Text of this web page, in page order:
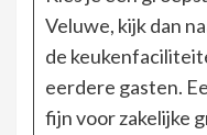
Veluwe, kijk dan
de
eerdere gasten.
fijn voor zakelijke